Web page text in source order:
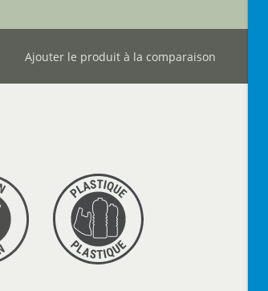
Ajouter le produit à la comparaison